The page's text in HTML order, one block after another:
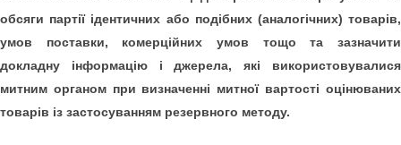
обсяги партії ідентичних або подібних (аналогічних) товарів,
умов поставки, комерційних умов тощо та зазначити
докладну інформацію і джерела, які використовувалися
митним органом при визначенні митної вартості оцінюваних
товарів із застосуванням резервного методу.